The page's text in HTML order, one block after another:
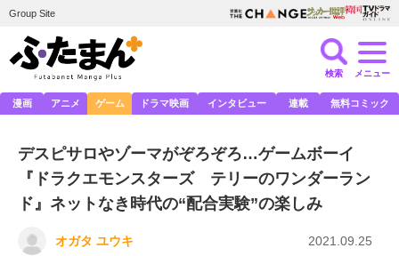
Group Site
検索 メニュー
漫画 アニメ ゲーム ドラマ映画 インタビュー 連載 無料コミック
デスピサロやゾーマがぞろぞろ…ゲームボーイ
『ドラクエモンスターズ テリーのワンダーラン
ド』ネットなき時代の“配合実験”の楽しみ
オガタ ユウキ 2021.09.25